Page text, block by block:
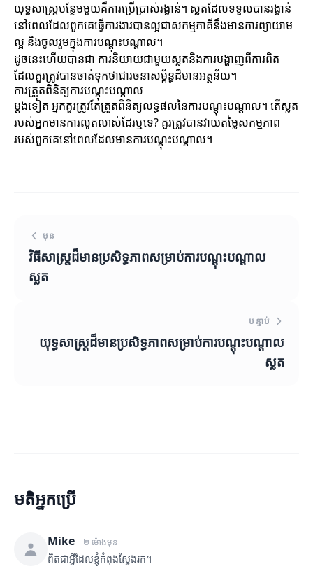
យុទ្ធសាស្ត្របន្ថែមមួយគឺការប្រើប្រាស់រង្វាន់។ ស្លតដែលទទួលបានរង្វាន់
នៅពេលដែលពួកគេធ្វើការងារបានល្អជាសកម្មភាគីនឹងមានការព្យាយាម
ល្អ និងចូលរួមក្នុងការបណ្តុះបណ្តាល។
ដូចនេះហើយបានជា ការនិយាយជាមួយស្លតនិងការបង្ហាញពីការពិត
ដែលគួរត្រូវបានចាត់ទុកថាជារចនាសម្ព័ន្ធដ៏មានអត្ថន័យ។
ការត្រួតពិនិត្យការបណ្តុះបណ្តាល
ម្ដងទៀត អ្នកគួរត្រូវតែត្រួតពិនិត្យលទ្ធផលនៃការបណ្តុះបណ្តាល។ តើស្លត
របស់អ្នកមានការលូតលាស់ដែរឬទេ? គួរត្រូវបានវាយតម្លៃសកម្មភាព
របស់ពួកគេនៅពេលដែលមានការបណ្តុះបណ្តាល។
មុន
វិធីសាស្ត្រដ៏មានប្រសិទ្ធភាពសម្រាប់ការបណ្តុះបណ្តាល
ស្លត
បន្ទាប់
យុទ្ធសាស្ត្រដ៏មានប្រសិទ្ធភាពសម្រាប់ការបណ្តុះបណ្តាល
ស្លត
មតិអ្នកប្រើ
Mike ២ ម៉ោងមុន
ពិតជាអ្វីដែលខ្ញុំកំពុងស្វែងរក។